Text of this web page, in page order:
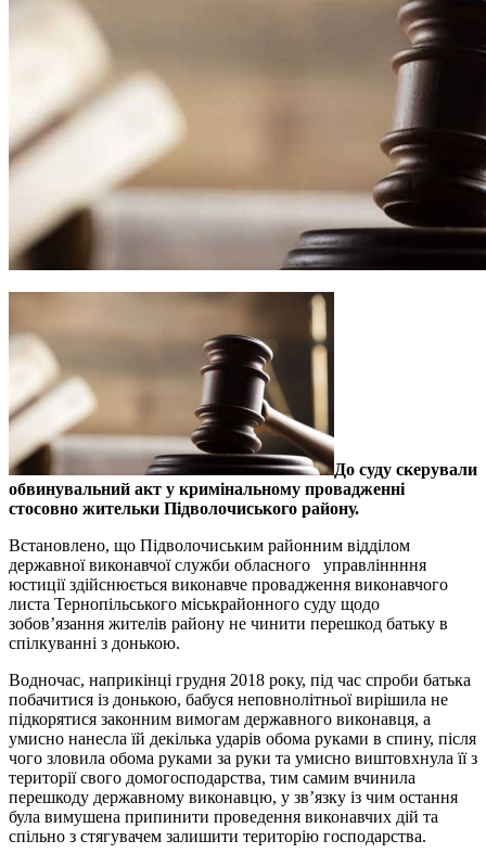
До суду скерували
обвинувальний акт у кримінальному провадженні
стосовно жительки Підволочиського району.
Встановлено, що Підволочиським районним відділом
державної виконавчої служби обласного управліннння
юстиції здійснюється виконавче провадження виконавчого
листа Тернопільського міськрайонного суду щодо
зобов’язання жителів району не чинити перешкод батьку в
спілкуванні з донькою.
Водночас, наприкінці грудня 2018 року, під час спроби батька
побачитися із донькою, бабуся неповнолітньої вирішила не
підкорятися законним вимогам державного виконавця, а
умисно нанесла їй декілька ударів обома руками в спину, після
чого зловила обома руками за руки та умисно виштовхнула її з
території свого домогосподарства, тим самим вчинила
перешкоду державному виконавцю, у зв’язку із чим остання
була вимушена припинити проведення виконавчих дій та
спільно з стягувачем залишити територію господарства.